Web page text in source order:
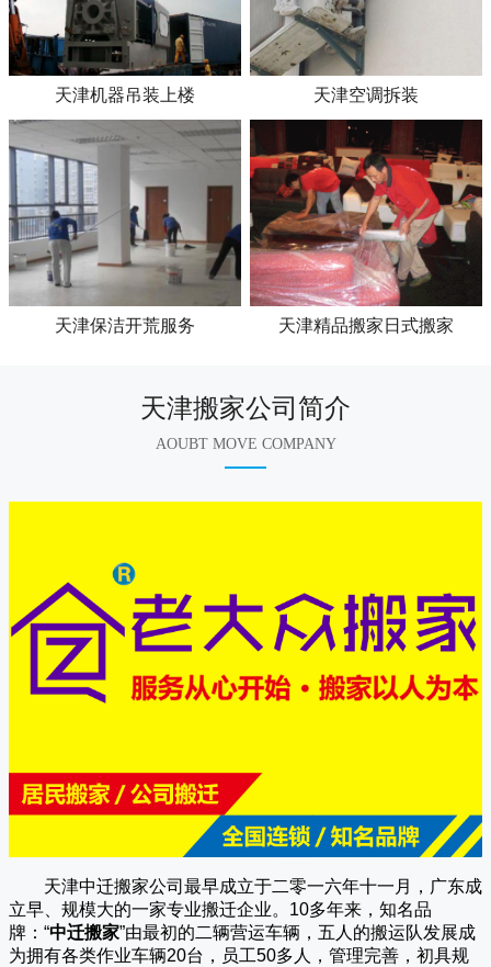
天津机器吊装上楼 天津空调拆装
天津保洁开荒服务 天津精品搬家日式搬家
天津搬家公司简介
AOUBT MOVE COMPANY
天津中迁搬家公司 最早成立于二零一六年十一月，广东成
立早、规模大的一家专业搬迁企业。10多年来，知名品
牌：“中迁搬家”由最初的二辆营运车辆，五人的搬运队发展成
为拥有各类作业车辆20台，员工50多人，管理完善，初具规